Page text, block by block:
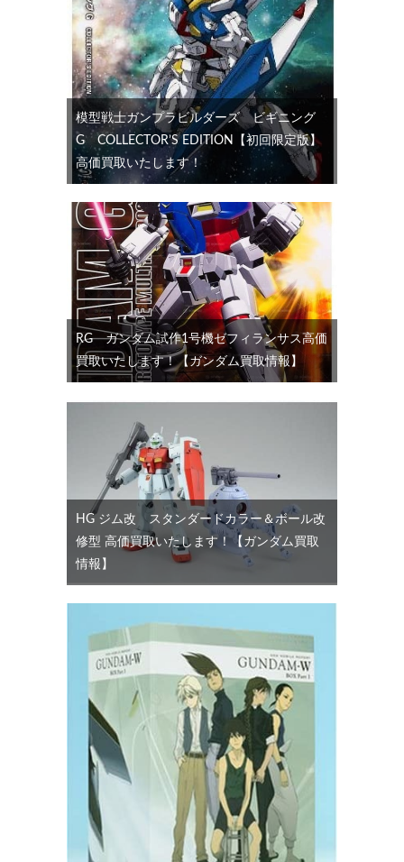
模型戦士ガンプラビルダーズ ビギニング
G COLLECTOR’S EDITION【初回限定版】
高価買取いたします！
RG ガンダム試作1号機ゼフィランサス高価
買取いたします！【ガンダム買取情報】
HG ジム改 スタンダードカラー＆ボール改
修型 高価買取いたします！【ガンダム買取
情報】